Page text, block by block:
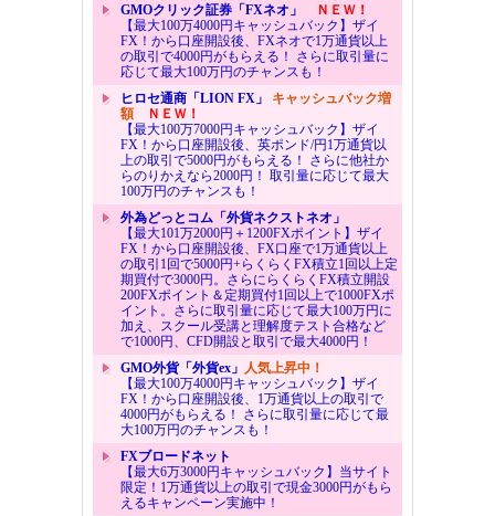
GMOクリック証券「FXネオ」
ＮＥＷ！
【最大100万4000円キャッシュバック】ザイ
FX！から口座開設後、FXネオで1万通貨以上
の取引で4000円がもらえる！ さらに取引量に
応じて最大100万円のチャンスも！
ヒロセ通商「LION FX」 キャッシュバック増
額ＮＥＷ！
【最大100万7000円キャッシュバック】ザイ
FX！から口座開設後、英ポンド/円1万通貨以
上の取引で5000円がもらえる！ さらに他社か
らのりかえなら2000円！ 取引量に応じて最大
100万円のチャンスも！
外為どっとコム「外貨ネクストネオ」
【最大101万2000円＋1200FXポイント】ザイ
FX！から口座開設後、FX口座で1万通貨以上
の取引1回で5000円+らくらくFX積立1回以上定
期買付で3000円。さらにらくらくFX積立開設
200FXポイント＆定期買付1回以上で1000FXポ
イント。さらに取引量に応じて最大100万円に
加え、スクール受講と理解度テスト合格など
で1000円、CFD開設と取引で最大4000円！
GMO外貨「外貨ex」 人気上昇中！
【最大100万4000円キャッシュバック】ザイ
FX！から口座開設後、1万通貨以上の取引で
4000円がもらえる！ さらに取引量に応じて最
大100万円のチャンスも！
FXブロードネット
【最大6万3000円キャッシュバック】当サイト
限定！1万通貨以上の取引で現金3000円がもら
えるキャンペーン実施中！